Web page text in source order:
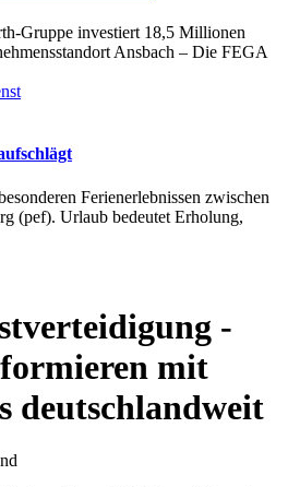
Gruppe investiert 18,5 Millionen
Ansbach – Die FEGA
Ferienerlebnissen zwischen
(pef). Urlaub bedeutet Erholung,
-
mit
deutschlandweit